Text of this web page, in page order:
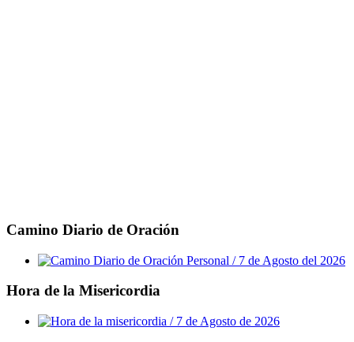
Camino Diario de Oración
Hora de la Misericordia